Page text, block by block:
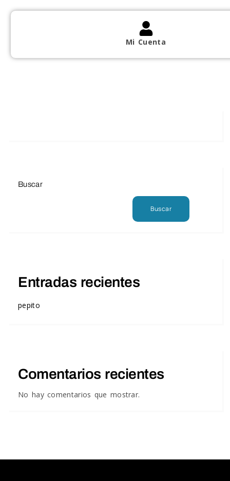
Mi Cuenta
Buscar
Buscar
Entradas recientes
pepito
Comentarios recientes
No hay comentarios que mostrar.